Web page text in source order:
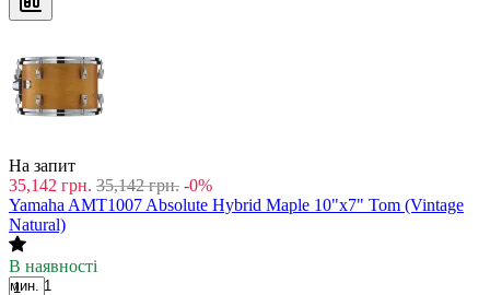
На запит
35,142 грн. 35,142 грн. -0%
Yamaha AMT1007 Absolute Hybrid Maple 10"x7" Tom (Vintage
Natural)
В наявності
мин. 1